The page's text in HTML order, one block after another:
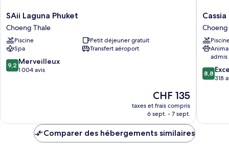
SAii
Laguna
Phuket
Choeng
Thale
SAii Laguna Phuket
Choeng Thale
Piscine
Petit déjeuner gratuit
Spa
Transfert aéroport
9.2
sur
9,2 Merveilleux
1 004 avis
Le
nouveau
prix
de
CHF 135
taxes et frais compris
6 sept. - 7 sept.
Cassia
Phuket,
part
of
Banyan
Group
Choeng
Thale
admis
8.8
sur
8,8
318
Comparer des hébergements similaires